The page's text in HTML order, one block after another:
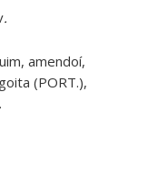
.
amendoí,
(PORT.),